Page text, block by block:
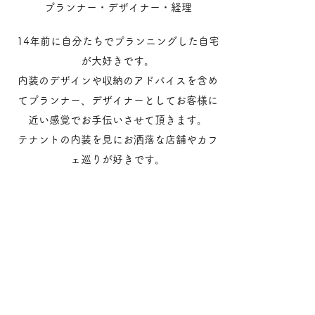
プラン ナー・デザイナー ​・経理
14年前に自分たちでプランニングした自宅
が大好きです。
内装のデザインや収納のアドバイスを含め
てプランナー、デザイナーとしてお客様に
近い感覚でお手伝いさせて頂きます。
テナントの内装を見にお洒落な店舗やカフ
ェ巡りが好きです。